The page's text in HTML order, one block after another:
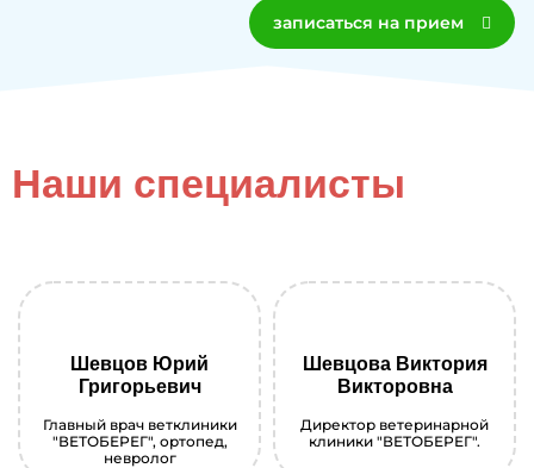
записаться на прием
Наши специалисты
Шевцов Юрий
Григорьевич
Главный врач ветклиники
"ВЕТОБЕРЕГ", ортопед,
невролог
Шевцова Виктория
Викторовна
Директор ветеринарной
клиники "ВЕТОБЕРЕГ".